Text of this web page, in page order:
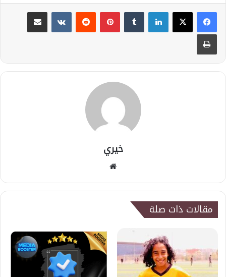
لينكدإن بينتيريست
مشاركة عبر البريد
طباعة
خيري
مقالات ذات صلة